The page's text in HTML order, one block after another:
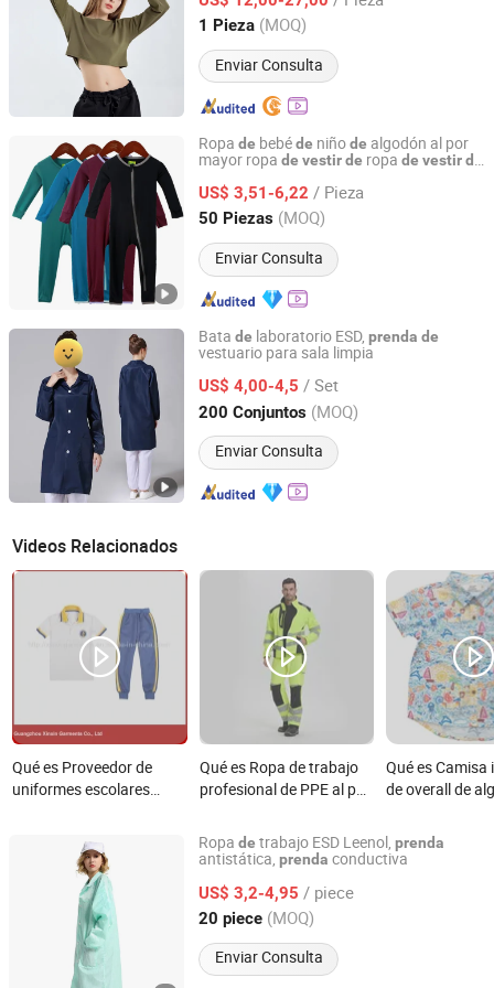
logotipo demarca, bordado, precio al por
mayorderopa
1 Pieza (MOQ)
Enviar Consulta
Guangdong, China Desde 2022
Ropa de bebéde niñode algodón al por
mayor ropa de vestirde ropa de vestirde
US$ 3,51-6,22 / Pieza
50 Piezas (MOQ)
Enviar Consulta
Keenago Holdings Limited
Shanghai, China Desde 2007
Bata de laboratorio ESD, prenda de
vestuario para sala limpia
US$ 4,00-4,5 / Set
200 Conjuntos (MOQ)
Enviar Consulta
SuZhou ShuoGuo Purification &Technology Co.,Ltd
Jiangsu, China Desde 2019
Videos Relacionados
Qué es Proveedor de
uniformes escolares
uniforme para escuelas
primarias (U24)
Qué es Ropa de trabajo
profesional de PPE al por
construcción en Europa,
prendas para
de seguridad para la
construcción
Qué es Camisa
de overall de
infantil, vestir,
Ropa de trabajo ESD Leenol, prenda
antistática, prenda conductiva
US$ 3,2-4,95 / piece
20 piece (MOQ)
Enviar Consulta
Shanghai Leenol Industrial Co., Ltd.
Shanghai, China Desde 2018